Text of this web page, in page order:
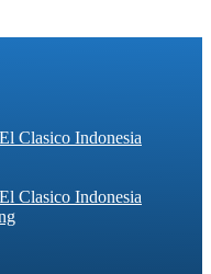
Clasico Indonesia